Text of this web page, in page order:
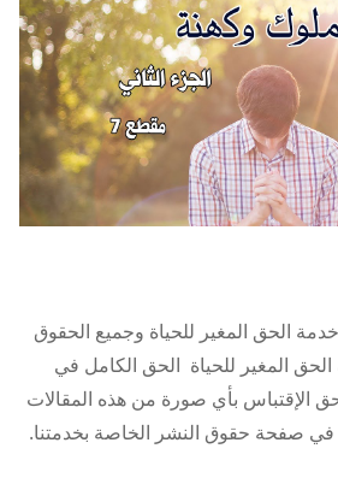
الحق المغير للحياة وجميع الحقوق
المغير للحياة الحق الكامل في
الإقتباس بأي صورة من هذه المقالات
صفحة حقوق النشر الخاصة بخدمتنا.